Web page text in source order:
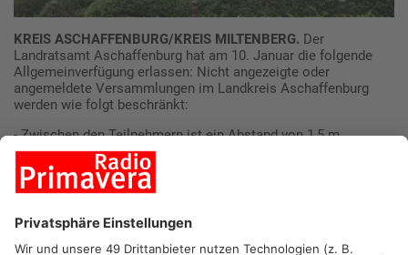
KREIS ASCHAFFENBURG/KREIS MILTENBERG. Der
Landratsamt Aschaffenburg hat am 10. Januar die folgende
Allgemeinverfügung erlassen: Nicht angezeigte oder
angemeldete Versammlungen im Landkreis Aschaffenburg
werden wie folgt beschränkt:
- Zwischen den Teilnehmern ist ein Abstand von 1,5 m
einzuhalten
- Die Teilnehmer sind während der Versammlung durchgängig
zum Tragen eines Mund-Nasen-Schutzes (OP- oder FFP2-
Maske) verpflichtet.
- Die Versammlungen sind ausschließlich stationär bzw.